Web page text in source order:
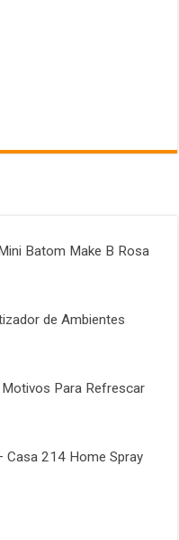
Batom Make B Rosa
de Ambientes
Para Refrescar
Casa 214 Home Spray